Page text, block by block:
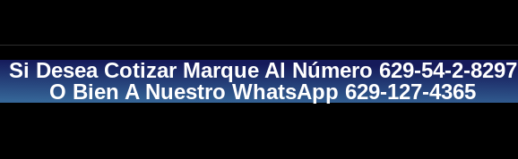
Si Desea Cotizar Marque Al Número 629-54-2-8297
O Bien A Nuestro WhatsApp 629-127-4365